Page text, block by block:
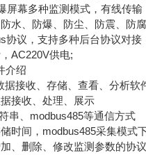
幕多种监测模式，有线传输
、防爆、防尘、防震、防
议，支持多种后台协议对接
AC220V供电;
绍
接收、存储、查看、分析软
收、处理、展示
、modbus485等通信方式
间，modbus485采集模式
删除、修改监测参数的协